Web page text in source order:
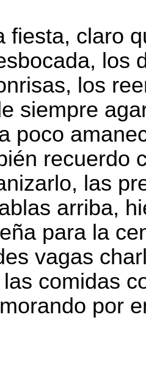
fiesta, claro
los
los
siempre
poco
recuerdo
las
arriba,
para la
vagas
comidas
por